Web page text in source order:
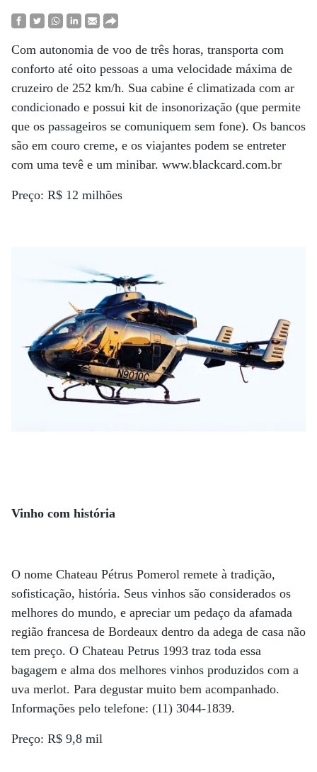
Com autonomia de voo de três horas, transporta com
conforto até oito pessoas a uma velocidade máxima de
cruzeiro de 252 km/h. Sua cabine é climatizada com ar
condicionado e possui kit de insonorização (que permite
que os passageiros se comuniquem sem fone). Os bancos
são em couro creme, e os viajantes podem se entreter
com uma tevê e um minibar. www.blackcard.com.br
Preço: R$ 12 milhões
Vinho com história
O nome Chateau Pétrus Pomerol remete à tradição,
sofisticação, história. Seus vinhos são considerados os
melhores do mundo, e apreciar um pedaço da afamada
região francesa de Bordeaux dentro da adega de casa não
tem preço. O Chateau Petrus 1993 traz toda essa
bagagem e alma dos melhores vinhos produzidos com a
uva merlot. Para degustar muito bem acompanhado.
Informações pelo telefone: (11) 3044-1839.
Preço: R$ 9,8 mil